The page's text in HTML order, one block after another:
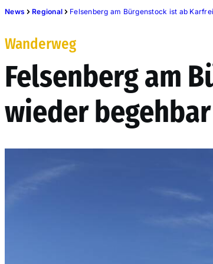
News Regional Felsenberg am Bürgenstock ist ab
Wanderweg
Felsenberg am
wieder begehbar